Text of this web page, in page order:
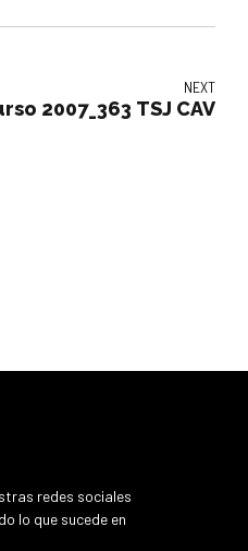
NEXT
2007_363 TSJ CAV
redes sociales
lo que sucede en